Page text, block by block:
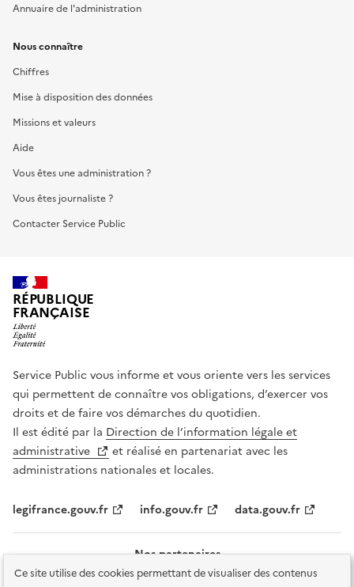
Ce site utilise des cookies permettant de visualiser des contenus
Annuaire de l'administration
Nous connaître
Chiffres
Mise à disposition des données
Missions et valeurs
Aide
Vous êtes une administration ?
Vous êtes journaliste ?
Contacter Service Public
RÉPUBLIQUE
FRANÇAISE
Service Public vous informe et vous oriente vers les services
qui permettent de connaître vos obligations, d’exercer vos
droits et de faire vos démarches du quotidien.
Il est édité par la Direction de l’information légale et
administrative
et réalisé en partenariat avec les
administrations nationales et locales.
legifrance.gouv.fr info.gouv.fr data.gouv.fr
Nos partenaires